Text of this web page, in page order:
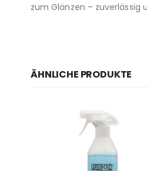
zum Glänzen – zuverlässig
ÄHNLICHE PRODUKTE